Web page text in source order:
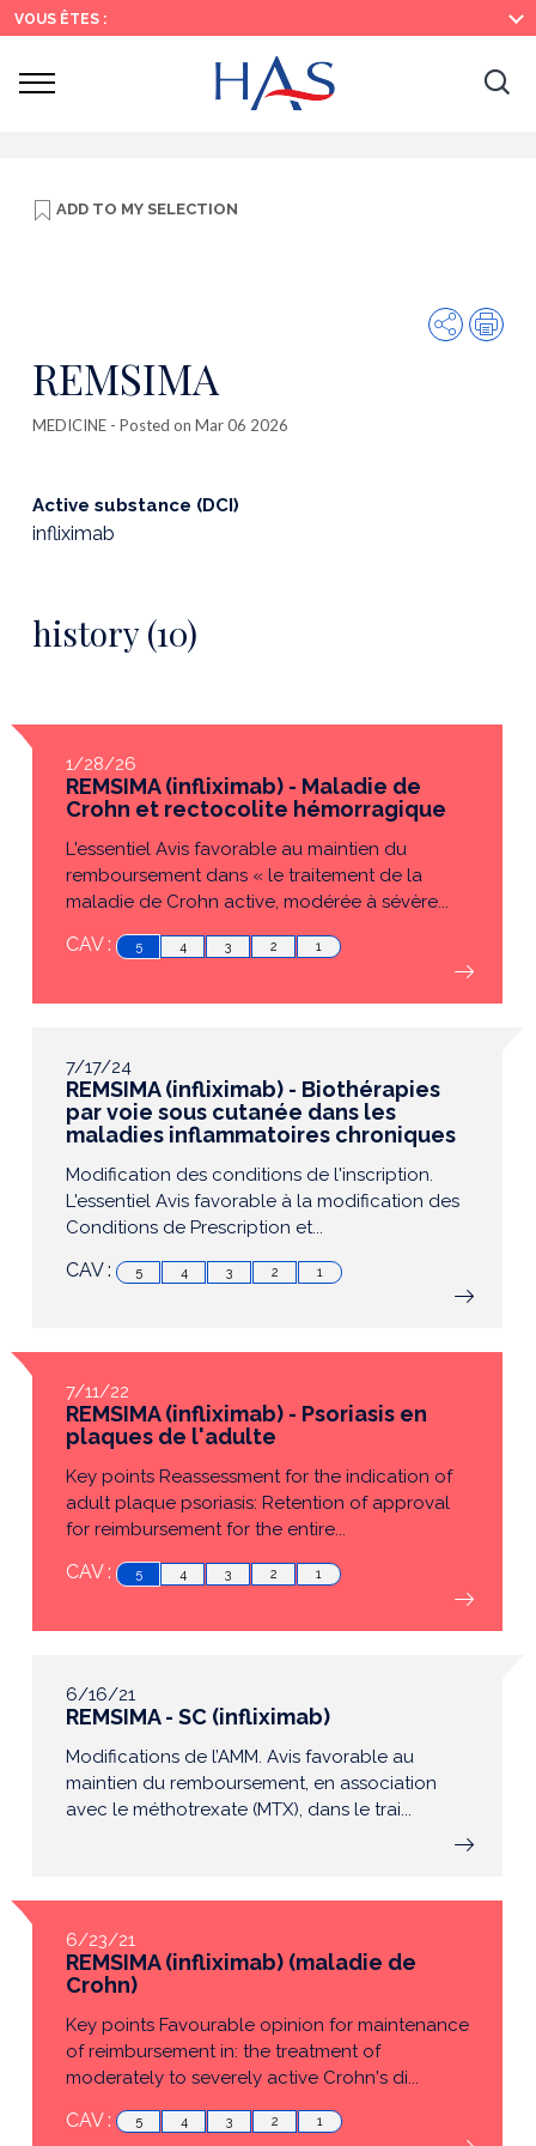
Search
Main
Menu
Main
Content
VOUS ÊTES :
Ouvrir
ADD TO MY SELECTION
Share
REMSIMA
MEDICINE - Posted on Mar 06 2026
Active substance (DCI)
infliximab
history (10)
1/28/26
REMSIMA (infliximab) - Maladie de
Crohn et rectocolite hémorragique
L'essentiel Avis favorable au maintien du
remboursement dans « le traitement de la
maladie de Crohn active, modérée à sévère...
CAV : 5 4 3 2 1
7/17/24
REMSIMA (infliximab) - Biothérapies
par voie sous cutanée dans les
maladies inflammatoires chroniques
Modification des conditions de l'inscription.
L'essentiel Avis favorable à la modification des
Conditions de Prescription et...
CAV : 5 4 3 2 1
7/11/22
REMSIMA (infliximab) - Psoriasis en
plaques de l'adulte
Key points Reassessment for the indication of
adult plaque psoriasis: Retention of approval
for reimbursement for the entire...
CAV : 5 4 3 2 1
6/16/21
REMSIMA - SC (infliximab)
Modifications de l’AMM. Avis favorable au
maintien du remboursement, en association
avec le méthotrexate (MTX), dans le trai...
6/23/21
REMSIMA (infliximab) (maladie de
Crohn)
Key points Favourable opinion for maintenance
of reimbursement in: the treatment of
moderately to severely active Crohn's di...
CAV : 5 4 3 2 1